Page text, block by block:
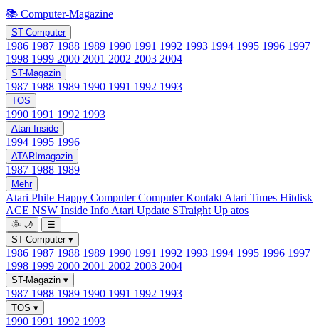
📚 Computer-Magazine
ST-Computer
1986 1987 1988 1989 1990 1991 1992 1993 1994 1995 1996 1997
1998 1999 2000 2001 2002 2003 2004
ST-Magazin
1987 1988 1989 1990 1991 1992 1993
TOS
1990 1991 1992 1993
Atari Inside
1994 1995 1996
ATARImagazin
1987 1988 1989
Mehr
Atari Phile Happy ComputerComputer Kontakt Atari Times Hitdisk
ACE NSW Inside Info Atari Update STraight Up atos
🌞 🌙
☰
ST-Computer ▾
1986 1987 1988 1989 1990 1991 1992 1993 1994 1995 1996 1997
1998 1999 2000 2001 2002 2003 2004
ST-Magazin ▾
1987 1988 1989 1990 1991 1992 1993
TOS ▾
1990 1991 1992 1993